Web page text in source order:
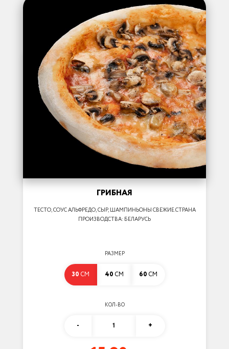
ГРИБНАЯ
ТЕСТО, СОУС АЛЬФРЕДО, СЫР, ШАМПИНЬОНЫ СВЕЖИЕ.СТРАНА
ПРОИЗВОДСТВА: БЕЛАРУСЬ
РАЗМЕР
30 СМ 40 СМ 60 СМ
КОЛ-ВО
- 1 +